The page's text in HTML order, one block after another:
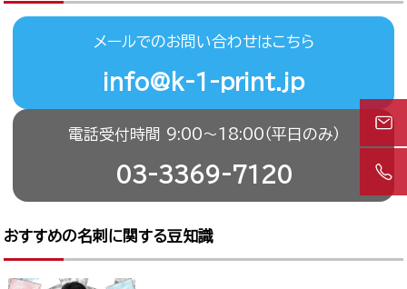
メールでのお問い合わせはこちら
info@k-1-print.jp
電話受付時間 9:00〜18:00（平日のみ）
03-3369-7120
おすすめの名刺に関する豆知識